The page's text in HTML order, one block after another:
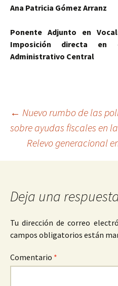
Ana Patricia Gómez Arranz
Ponente Adjunto en
Imposición directa en
Administrativo Central
de
← Nuevo rumbo de las
sobre ayudas fiscales en
Relevo generacional
Deja una
Tu dirección de correo
campos obligatorios están
Comentario *